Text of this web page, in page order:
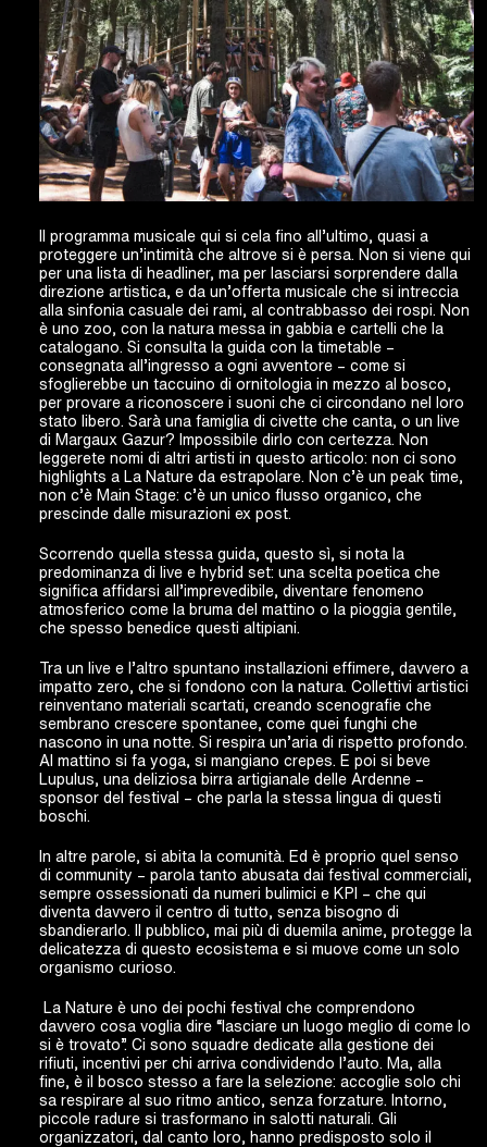
Il programma musicale qui si cela fino all’ultimo, quasi a
proteggere un’intimità che altrove si è persa. Non si viene qui
per una lista di headliner, ma per lasciarsi sorprendere dalla
direzione artistica, e da un’offerta musicale che si intreccia
alla sinfonia casuale dei rami, al contrabbasso dei rospi. Non
è uno zoo, con la natura messa in gabbia e cartelli che la
catalogano. Si consulta la guida con la timetable –
consegnata all’ingresso a ogni avventore – come si
sfoglierebbe un taccuino di ornitologia in mezzo al bosco,
per provare a riconoscere i suoni che ci circondano nel loro
stato libero. Sarà una famiglia di civette che canta, o un live
di Margaux Gazur? Impossibile dirlo con certezza. Non
leggerete nomi di altri artisti in questo articolo: non ci sono
highlights a La Nature da estrapolare. Non c’è un peak time,
non c’è Main Stage: c’è un unico flusso organico, che
prescinde dalle misurazioni ex post.
Scorrendo quella stessa guida, questo sì, si nota la
predominanza di live e hybrid set: una scelta poetica che
significa affidarsi all’imprevedibile, diventare fenomeno
atmosferico come la bruma del mattino o la pioggia gentile,
che spesso benedice questi altipiani.
Tra un live e l’altro spuntano installazioni effimere, davvero a
impatto zero, che si fondono con la natura. Collettivi artistici
reinventano materiali scartati, creando scenografie che
sembrano crescere spontanee, come quei funghi che
nascono in una notte. Si respira un’aria di rispetto profondo.
Al mattino si fa yoga, si mangiano crepes. E poi si beve
Lupulus, una deliziosa birra artigianale delle Ardenne –
sponsor del festival – che parla la stessa lingua di questi
boschi.
In altre parole, si abita la comunità. Ed è proprio quel senso
di community – parola tanto abusata dai festival commerciali,
sempre ossessionati da numeri bulimici e KPI – che qui
diventa davvero il centro di tutto, senza bisogno di
sbandierarlo. Il pubblico, mai più di duemila anime, protegge la
delicatezza di questo ecosistema e si muove come un solo
organismo curioso.
La Nature è uno dei pochi festival che comprendono
davvero cosa voglia dire “lasciare un luogo meglio di come lo
si è trovato”. Ci sono squadre dedicate alla gestione dei
rifiuti, incentivi per chi arriva condividendo l’auto. Ma, alla
fine, è il bosco stesso a fare la selezione: accoglie solo chi
sa respirare al suo ritmo antico, senza forzature. Intorno,
piccole radure si trasformano in salotti naturali. Gli
organizzatori, dal canto loro, hanno predisposto solo il